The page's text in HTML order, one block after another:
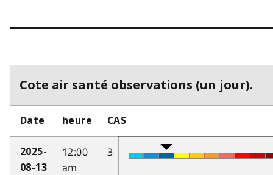
Cote air santé observations (un jour).
Date heure CAS
2025-
08-13
12:00
am
3